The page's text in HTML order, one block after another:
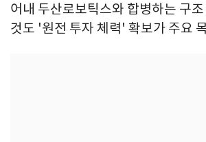
어내 두산로보틱스와 합병하는 구
것도 '원전 투자 체력' 확보가 주요